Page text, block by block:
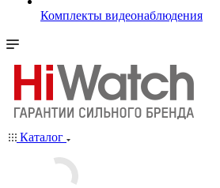
Комплекты видеонаблюдения
Каталог